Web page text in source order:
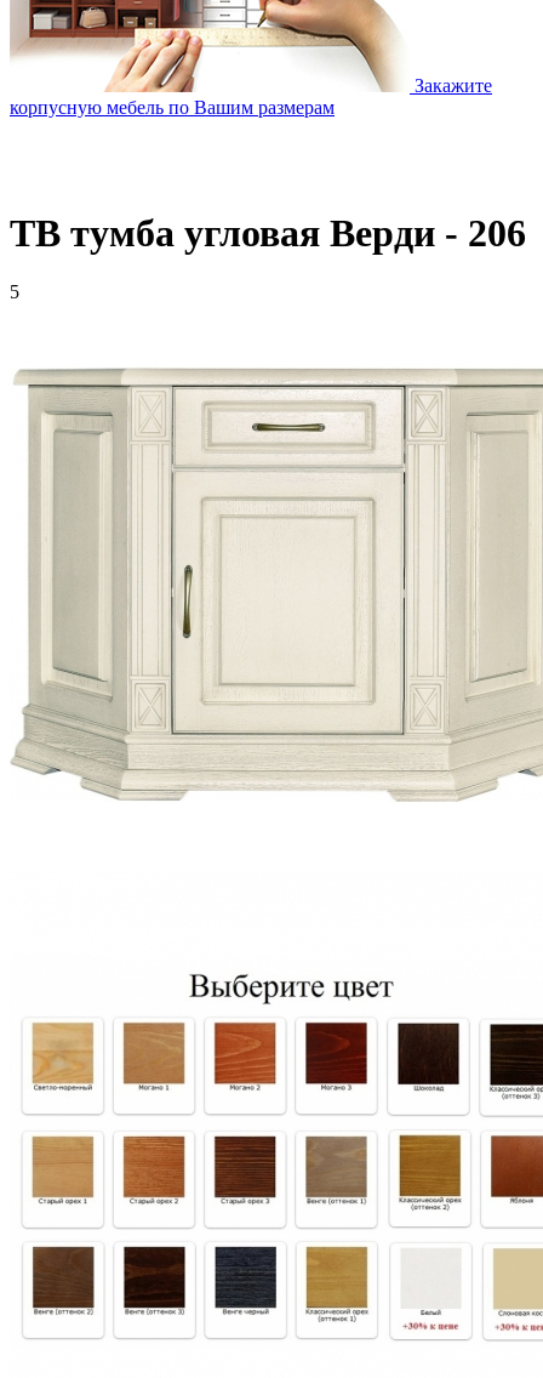
Закажите
корпусную мебель по Вашим размерам
ТВ тумба угловая Верди - 206
5